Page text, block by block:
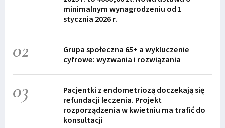
minimalnym wynagrodzeniu od 1
stycznia 2026 r.
02
Grupa społeczna 65+ a wykluczenie
cyfrowe: wyzwania i rozwiązania
03
Pacjentki z endometriozą doczekają się
refundacji leczenia. Projekt
rozporządzenia w kwietniu ma trafić do
konsultacji